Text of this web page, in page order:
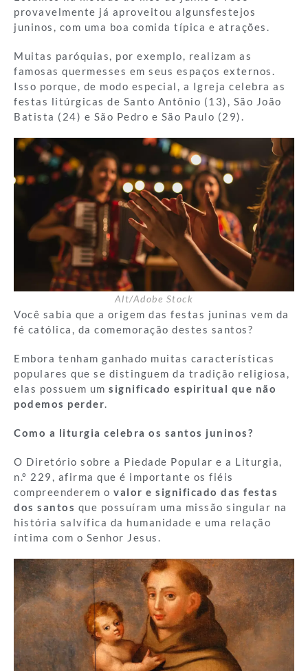
provavelmente já aproveitou algunsfestejos
juninos, com uma boa comida típica e atrações.
Muitas paróquias, por exemplo, realizam as
famosas quermesses em seus espaços externos.
Isso porque, de modo especial, a Igreja celebra as
festas litúrgicas de Santo Antônio (13), São João
Batista (24) e São Pedro e São Paulo (29).
Alt/Adobe Stock
Você sabia que a origem das festas juninas vem da
fé católica, da comemoração destes santos?
Embora tenham ganhado muitas características
populares que se distinguem da tradição religiosa,
elas possuem um significado espiritual que não
podemos perder.
Como a liturgia celebra os santos juninos?
O Diretório sobre a Piedade Popular e a Liturgia,
n.º 229, afirma que é importante os fiéis
compreenderem o valor e significado das festas
dos santos que possuíram uma missão singular na
história salvífica da humanidade e uma relação
íntima com o Senhor Jesus.